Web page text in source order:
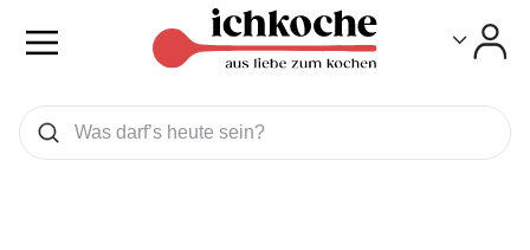
Was wollen Sie suchen
Suchen